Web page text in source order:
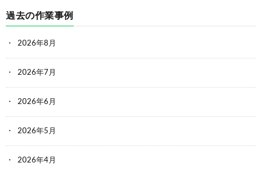
過去の作業事例
2026年8月
2026年7月
2026年6月
2026年5月
2026年4月